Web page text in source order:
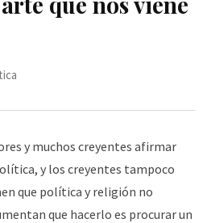
y muchos creyentes afirmar
y los creyentes tampoco
que política y religión no
que hacerlo es procurar un